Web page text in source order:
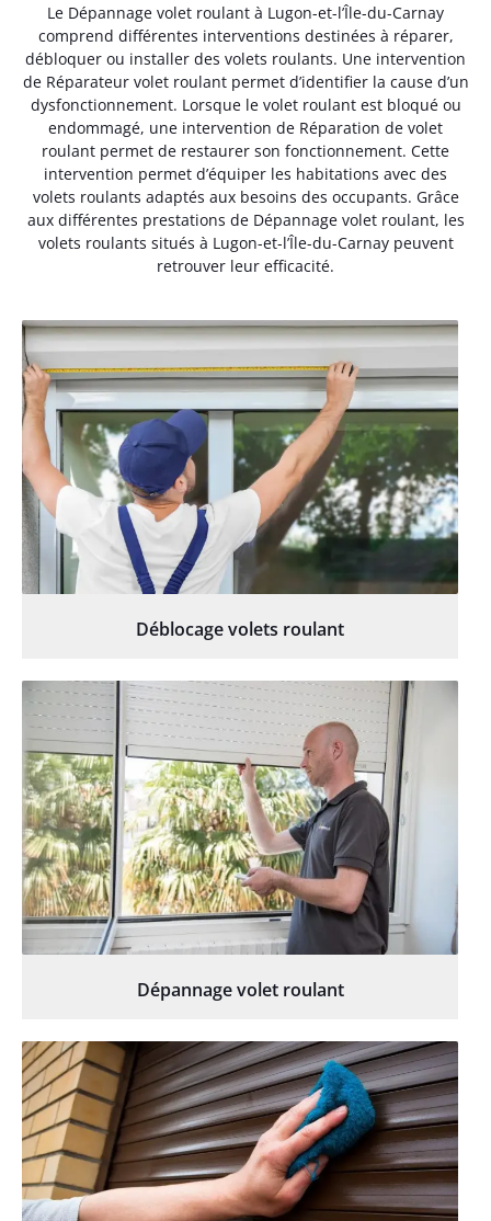
Le Dépannage volet roulant à Lugon-et-l’Île-du-Carnay
comprend différentes interventions destinées à réparer,
débloquer ou installer des volets roulants. Une intervention
de Réparateur volet roulant permet d’identifier la cause d’un
dysfonctionnement. Lorsque le volet roulant est bloqué ou
endommagé, une intervention de Réparation de volet
roulant permet de restaurer son fonctionnement. Cette
intervention permet d’équiper les habitations avec des
volets roulants adaptés aux besoins des occupants. Grâce
aux différentes prestations de Dépannage volet roulant, les
volets roulants situés à Lugon-et-l’Île-du-Carnay peuvent
retrouver leur efficacité.
Déblocage volets roulant
Dépannage volet roulant